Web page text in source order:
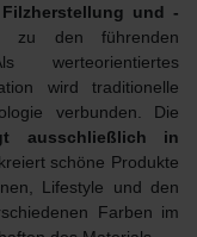
und -
den führenden
wird traditionelle
verbunden. Die
ausschließlich in
kreiert schöne Produkte
Lifestyle und den
Farben im